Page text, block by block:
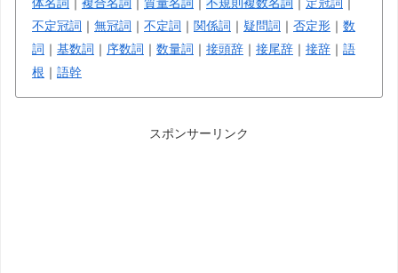
体名詞 ｜ 複合名詞 ｜ 質量名詞 ｜ 不規則複数名詞 ｜ 定冠詞 ｜
不定冠詞 ｜ 無冠詞 ｜ 不定詞 ｜ 関係詞 ｜ 疑問詞 ｜ 否定形 ｜ 数
詞 ｜ 基数詞 ｜ 序数詞 ｜ 数量詞 ｜ 接頭辞 ｜ 接尾辞 ｜ 接辞 ｜ 語
根 ｜ 語幹
スポンサーリンク